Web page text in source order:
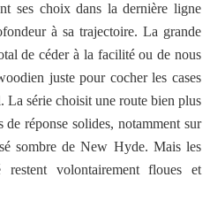
ses choix dans la dernière ligne
à sa trajectoire. La grande
de céder à la facilité ou de nous
juste pour cocher les cases
La série choisit une route bien plus
réponse solides, notamment sur
sombre de New Hyde. Mais les
volontairement floues et